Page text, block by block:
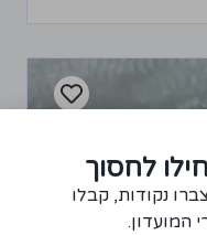
לחסוך
נקודות, קבלו
המועדון.